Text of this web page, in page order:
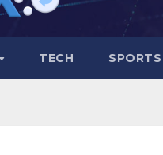
TECH SPORTS